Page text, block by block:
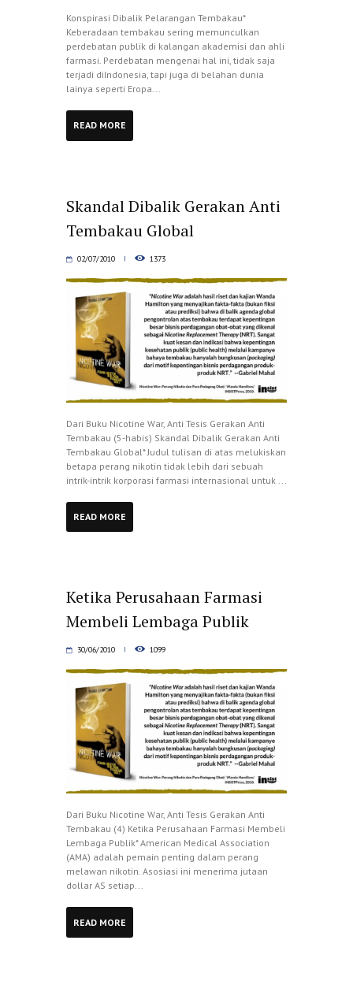
Konspirasi Dibalik Pelarangan Tembakau*
Keberadaan tembakau sering memunculkan
perdebatan publik di kalangan akademisi dan ahli
farmasi. Perdebatan mengenai hal ini, tidak saja
terjadi diIndonesia, tapi juga di belahan dunia
lainya seperti Eropa...
READ MORE
Skandal Dibalik Gerakan Anti
Tembakau Global
02/07/2010 1373
Dari Buku Nicotine War, Anti Tesis Gerakan Anti
Tembakau (5-habis) Skandal Dibalik Gerakan Anti
Tembakau Global* Judul tulisan di atas melukiskan
betapa perang nikotin tidak lebih dari sebuah
intrik-intrik korporasi farmasi internasional untuk ...
READ MORE
Ketika Perusahaan Farmasi
Membeli Lembaga Publik
30/06/2010 1099
Dari Buku Nicotine War, Anti Tesis Gerakan Anti
Tembakau (4) Ketika Perusahaan Farmasi Membeli
Lembaga Publik* American Medical Association
(AMA) adalah pemain penting dalam perang
melawan nikotin. Asosiasi ini menerima jutaan
dollar AS setiap...
READ MORE